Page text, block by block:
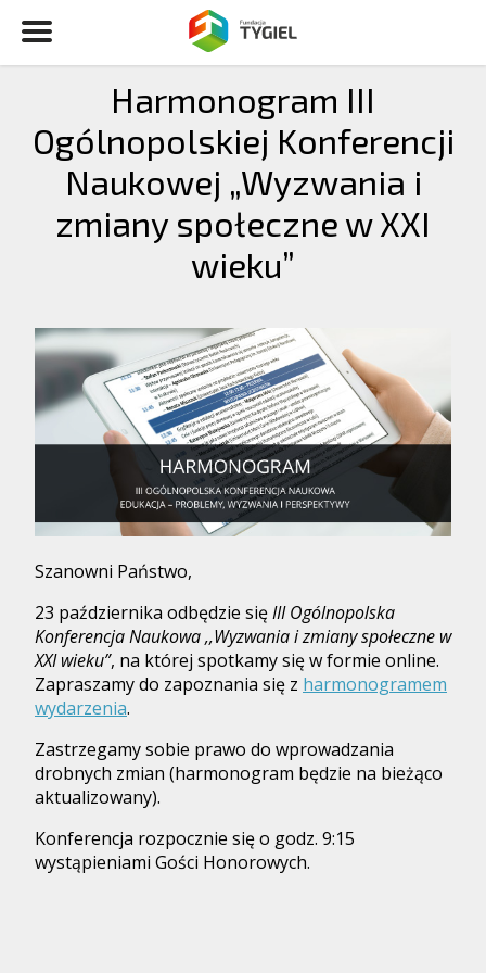
Harmonogram III
Ogólnopolskiej Konferencji
Naukowej „Wyzwania i
zmiany społeczne w XXI
wieku”
Szanowni Państwo,
23 października odbędzie sięIII Ogólnopolska
Konferencja Naukowa ,,Wyzwania i zmiany społeczne w
XXI wieku”, na której spotkamy się w formie online.
Zapraszamy do zapoznania się z harmonogramem
wydarzenia.
Zastrzegamy sobie prawo do wprowadzania
drobnych zmian (harmonogram będzie na bieżąco
aktualizowany).
Konferencja rozpocznie się o godz. 9:15
wystąpieniami Gości Honorowych.